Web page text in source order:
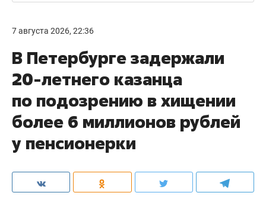
7 августа 2026, 22:36
В Петербурге задержали
20-летнего казанца
по подозрению в хищении
более 6 миллионов рублей
у пенсионерки